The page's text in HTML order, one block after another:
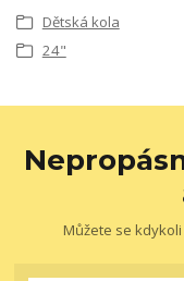
Dětská kola
24"
Můžete se